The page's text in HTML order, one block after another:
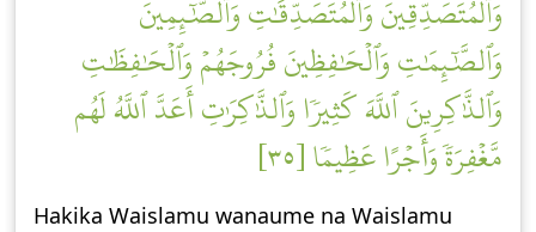
وَٱلۡمُتَصَدِّقِينَ وَٱلۡمُتَصَدِّقَٰتِ وَٱلصَّٰٓئِمِينَ
وَٱلصَّٰٓئِمَٰتِ وَٱلۡحَٰفِظِينَ فُرُوجَهُمۡ وَٱلۡحَٰفِظَٰتِ
وَٱلذَّٰكِرِينَ ٱللَّهَ كَثِيرٗا وَٱلذَّٰكِرَٰتِ أَعَدَّ ٱللَّهُ لَهُم
مَّغۡفِرَةٗ وَأَجۡرًا عَظِيمٗا [٣٥]
Hakika Waislamu wanaume na Waislamu